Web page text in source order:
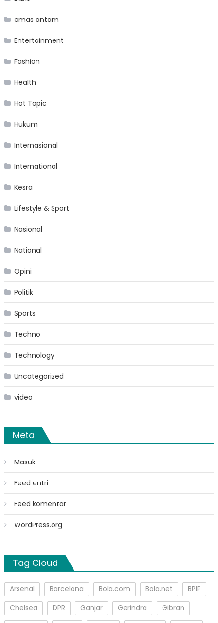
emas antam
Entertainment
Fashion
Health
Hot Topic
Hukum
Internasional
International
Kesra
Lifestyle & Sport
Nasional
National
Opini
Politik
Sports
Techno
Technology
Uncategorized
video
Meta
Masuk
Feed entri
Feed komentar
WordPress.org
Tag Cloud
Arsenal Barcelona Bola.com Bola.net
BPIP
Chelsea
DPR Ganjar Gerindra
Gibran